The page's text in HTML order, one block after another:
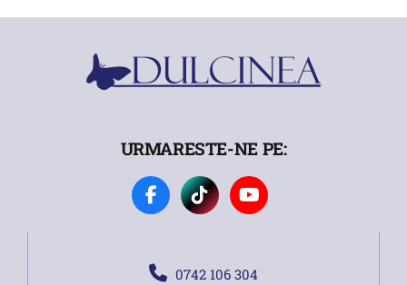
URMARESTE-NE PE:
0742 106 304